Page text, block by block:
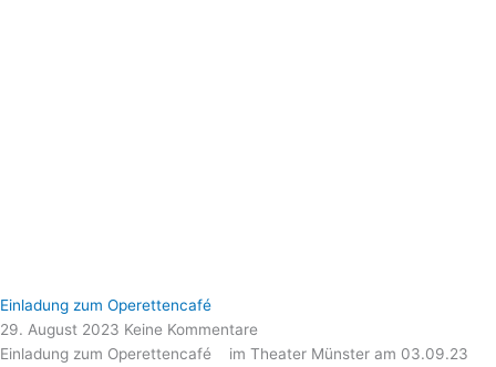
Einladung zum Operettencafé
29. August 2023 Keine Kommentare
Einladung zum Operettencafé im Theater Münster am 03.09.23